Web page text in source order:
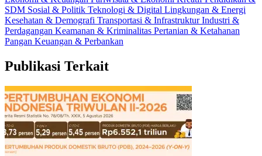
SDM Sosial & Politik Teknologi & Digital Lingkungan & Energi
Kesehatan & Demografi Transportasi & InfrastrukturIndustri &
Perdagangan Keamanan & Kriminalitas Pertanian & Ketahanan
Pangan Keuangan & Perbankan
Publikasi Terkait